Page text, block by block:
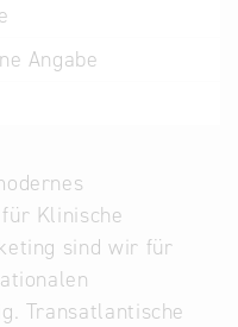
Datenbank
Datenbanken
aus
Österreich
und der
Slowakei
Angabe
Klinische
sind wir für
Transatlantische